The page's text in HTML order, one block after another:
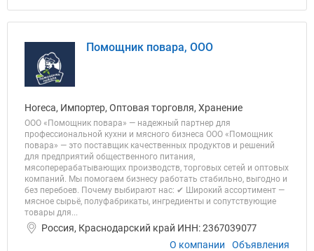
Помощник повара, ООО
Horeca, Импортер, Оптовая торговля, Хранение
ООО «Помощник повара» — надежный партнер для
профессиональной кухни и мясного бизнеса ООО «Помощник
повара» — это поставщик качественных продуктов и решений
для предприятий общественного питания,
мясоперерабатывающих производств, торговых сетей и оптовых
компаний. Мы помогаем бизнесу работать стабильно, выгодно и
без перебоев. Почему выбирают нас: ✔ Широкий ассортимент —
мясное сырьё, полуфабрикаты, ингредиенты и сопутствующие
товары для...
Россия, Краснодарский край ИНН: 2367039077
О компании
Объявления